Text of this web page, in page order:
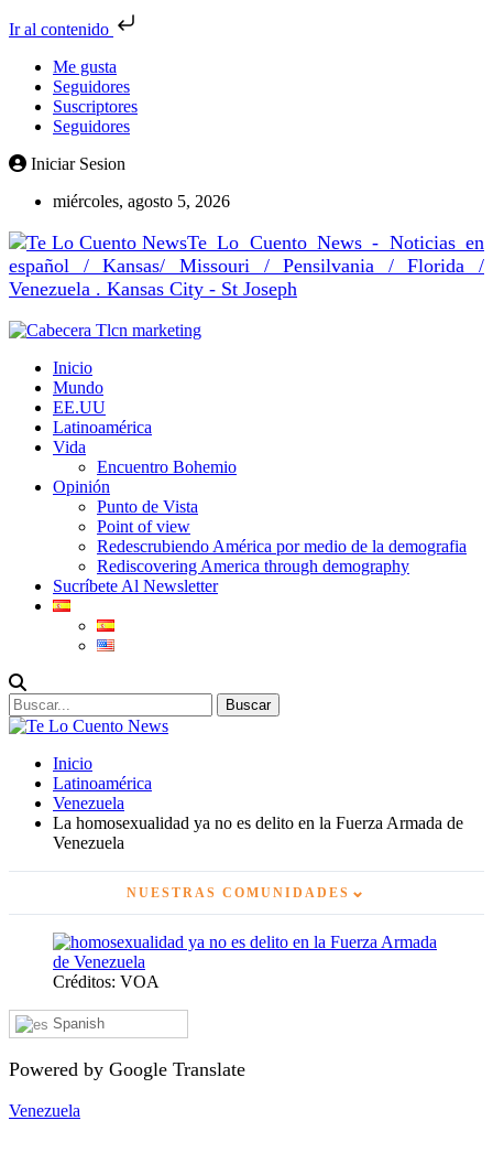
Ir al contenido
Me gusta
Seguidores
Suscriptores
Seguidores
Iniciar Sesion
miércoles, agosto 5, 2026
Te Lo Cuento News - Noticias en
español / Kansas/ Missouri / Pensilvania / Florida /
Venezuela . Kansas City - St Joseph
Inicio
Mundo
EE.UU
Latinoamérica
Vida
Encuentro Bohemio
Opinión
Punto de Vista
Point of view
Redescrubiendo América por medio de la demografia
Rediscovering America through demography
Sucríbete Al Newsletter
Inicio
Latinoamérica
Venezuela
La homosexualidad ya no es delito en la Fuerza Armada de
Venezuela
NUESTRAS COMUNIDADES ⌄
Créditos: VOA
Spanish
Powered by Google Translate
Venezuela